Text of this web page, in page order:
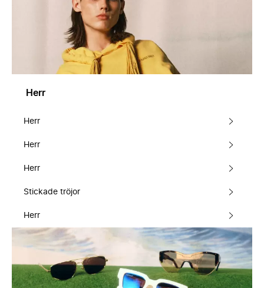
Herr
Herr
Herr
Herr
Stickade tröjor
Herr